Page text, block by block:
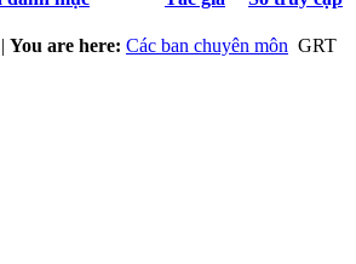
| You are here: Các ban chuyên môn GRT